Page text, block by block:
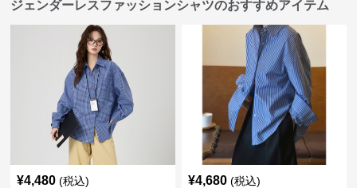
ジェンダーレスファッションシャツのおすすめアイテム
¥4,480 (税込) ¥4,680 (税込)